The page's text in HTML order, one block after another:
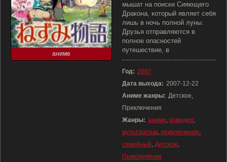
аниме
мышат на поиски Сияющего
Дракона, который являет себя
лишь в ночь полной луны.
Друзья отправляются в
полное опасностей
путешествие, в
Год: 2007
Дата выхода: 2007-12-22
Аниме жанры: Детское,
Приключения
Жанры: аниме, комедия,
мультфильм, приключения,
семейный, Детское,
Приключения